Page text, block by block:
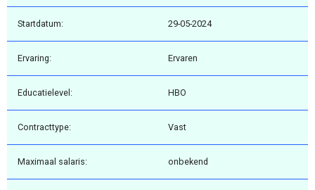
Startdatum: 29-05-2024
Ervaring: Ervaren
Educatielevel: HBO
Contracttype: Vast
Maximaal salaris: onbekend